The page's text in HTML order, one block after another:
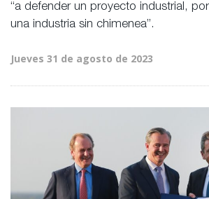
“a defender un proyecto industrial,
una industria sin chimenea”.
Jueves 31 de agosto de 2023